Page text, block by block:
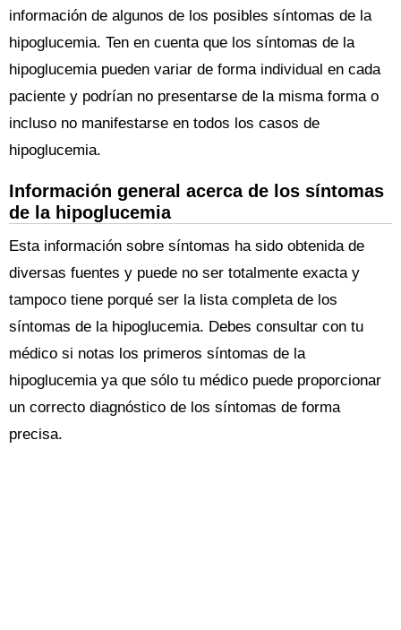
información de algunos de los posibles síntomas de la
hipoglucemia. Ten en cuenta que los síntomas de la
hipoglucemia pueden variar de forma individual en cada
paciente y podrían no presentarse de la misma forma o
incluso no manifestarse en todos los casos de
hipoglucemia.
Información general acerca de los síntomas
de la hipoglucemia
Esta información sobre síntomas ha sido obtenida de
diversas fuentes y puede no ser totalmente exacta y
tampoco tiene porqué ser la lista completa de los
síntomas de la hipoglucemia. Debes consultar con tu
médico si notas los primeros síntomas de la
hipoglucemia ya que sólo tu médico puede proporcionar
un correcto diagnóstico de los síntomas de forma
precisa.